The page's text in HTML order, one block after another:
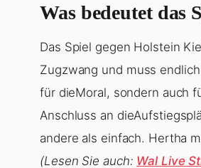
Was bedeutet das
Das Spiel gegen Holstein
Zugzwang und muss
für dieMoral, sondern auch
Anschluss an
andere als einfach. Hertha
(Lesen Sie auch: Wal Live